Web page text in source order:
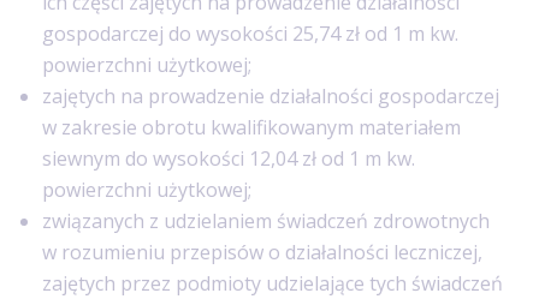
gospodarczej do wysokości 25,74 zł od 1 m kw.
powierzchni użytkowej;
zajętych na prowadzenie działalności gospodarczej
w zakresie obrotu kwalifikowanym materiałem
siewnym do wysokości 12,04 zł od 1 m kw.
powierzchni użytkowej;
związanych z udzielaniem świadczeń zdrowotnych
w rozumieniu przepisów o działalności leczniczej,
zajętych przez podmioty udzielające tych świadczeń